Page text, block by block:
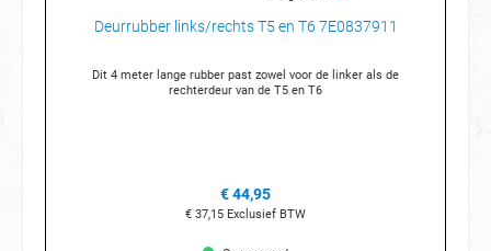
Deurrubber links/rechts T5 en T6 7E0837911
Dit 4 meter lange rubber past zowel voor de linker als de
rechterdeur van de T5 en T6
€ 44,95
€ 37,15 Exclusief BTW